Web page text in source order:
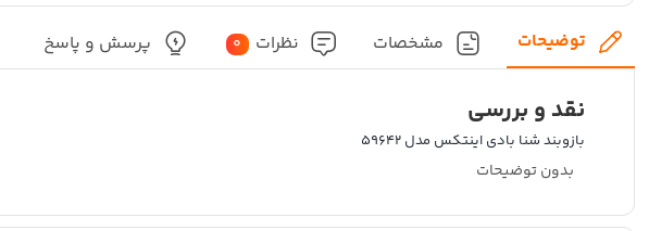
توضیحات مشخصات نظرات 0 پرسش و پاسخ
نقد و بررسی
بازوبند شنا بادی اینتکس مدل 59642
بدون توضیحات